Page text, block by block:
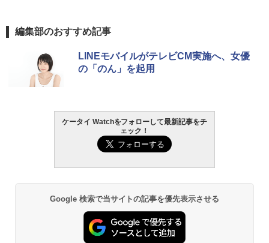
編集部のおすすめ記事
LINEモバイルがテレビCM実施へ、女優
の「のん」を起用
ケータイ Watchをフォローして最新記事をチ
ェック！
Google 検索で当サイトの記事を優先表示させる